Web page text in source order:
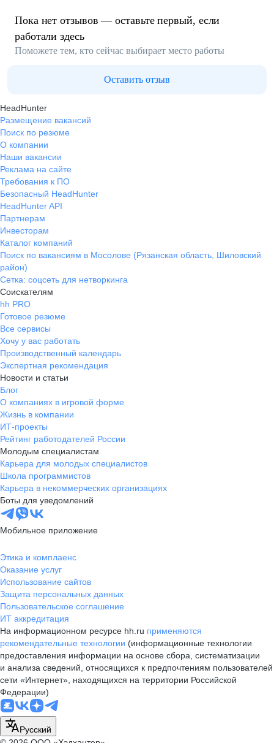
Пока нет отзывов — оставьте первый, если
работали здесь
Поможете тем, кто сейчас выбирает место работы
Оставить отзыв
HeadHunter
Размещение вакансий
Поиск по резюме
О компании
Наши вакансии
Реклама на сайте
Требования к ПО
Безопасный HeadHunter
HeadHunter API
Партнерам
Инвесторам
Каталог компаний
Поиск по вакансиям в Мосолове (Рязанская область, Шиловский
район)
Сетка: соцсеть для нетворкинга
Соискателям
hh PRO
Готовое резюме
Все сервисы
Хочу у вас работать
Производственный календарь
Экспертная рекомендация
Новости и статьи
Блог
О компаниях в игровой форме
Жизнь в компании
ИТ-проекты
Рейтинг работодателей России
Молодым специалистам
Карьера для молодых специалистов
Школа программистов
Карьера в некоммерческих организациях
Боты для уведомлений
Мобильное приложение
Этика и комплаенс
Оказание услуг
Использование сайтов
Защита персональных данных
Пользовательское соглашение
ИТ аккредитация
На информационном ресурсе hh.ru применяются
рекомендательные технологии (информационные технологии
предоставления информации на основе сбора, систематизации
и анализа сведений, относящихся к предпочтениям пользователей
сети «Интернет», находящихся на территории Российской
Федерации)
Русский